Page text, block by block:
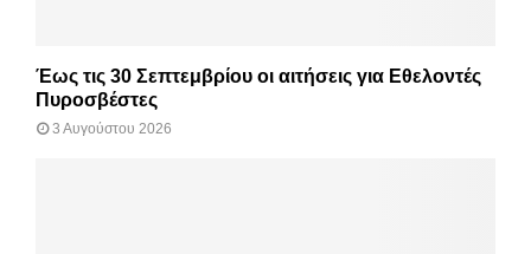
Έως τις 30 Σεπτεμβρίου οι αιτήσεις για Εθελοντές
Πυροσβέστες
3 Αυγούστου 2026